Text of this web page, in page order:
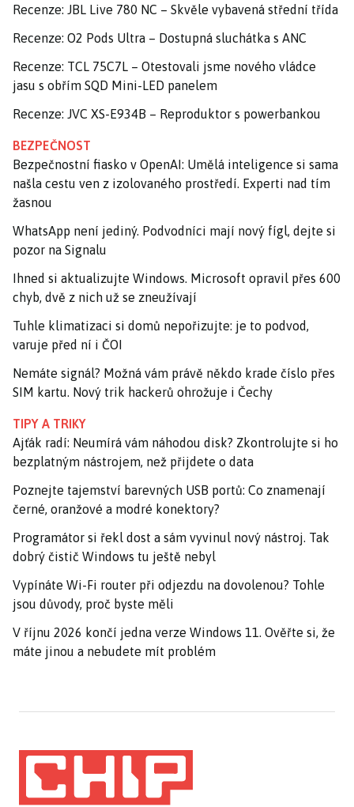
Recenze: JBL Live 780 NC – Skvěle vybavená střední třída
Recenze: O2 Pods Ultra – Dostupná sluchátka s ANC
Recenze: TCL 75C7L – Otestovali jsme nového vládce
jasu s obřím SQD Mini-LED panelem
Recenze: JVC XS-E934B – Reproduktor s powerbankou
BEZPEČNOST
Bezpečnostní fiasko v OpenAI: Umělá inteligence si sama
našla cestu ven z izolovaného prostředí. Experti nad tím
žasnou
WhatsApp není jediný. Podvodníci mají nový fígl, dejte si
pozor na Signalu
Ihned si aktualizujte Windows. Microsoft opravil přes 600
chyb, dvě z nich už se zneužívají
Tuhle klimatizaci si domů nepořizujte: je to podvod,
varuje před ní i ČOI
Nemáte signál? Možná vám právě někdo krade číslo přes
SIM kartu. Nový trik hackerů ohrožuje i Čechy
TIPY A TRIKY
Ajťák radí: Neumírá vám náhodou disk? Zkontrolujte si ho
bezplatným nástrojem, než přijdete o data
Poznejte tajemství barevných USB portů: Co znamenají
černé, oranžové a modré konektory?
Programátor si řekl dost a sám vyvinul nový nástroj. Tak
dobrý čistič Windows tu ještě nebyl
Vypínáte Wi-Fi router při odjezdu na dovolenou? Tohle
jsou důvody, proč byste měli
V říjnu 2026 končí jedna verze Windows 11. Ověřte si, že
máte jinou a nebudete mít problém